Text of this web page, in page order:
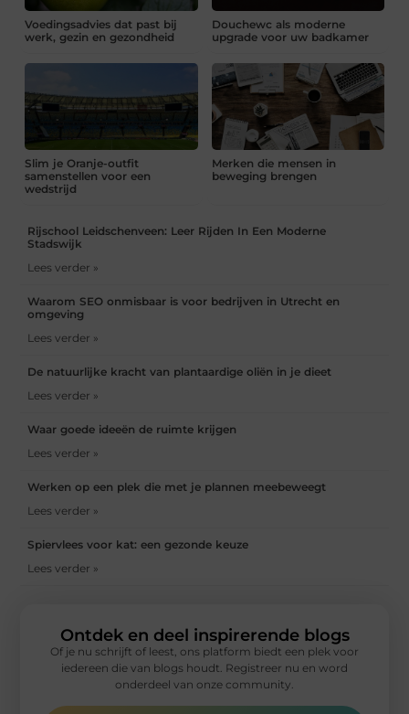
Voedingsadvies dat past bij
werk, gezin en gezondheid
Douchewc als moderne
upgrade voor uw badkamer
Slim je Oranje-outfit
samenstellen voor een
wedstrijd
Merken die mensen in
beweging brengen
Rijschool Leidschenveen: Leer Rijden In Een Moderne
Stadswijk
Lees verder »
Waarom SEO onmisbaar is voor bedrijven in Utrecht en
omgeving
Lees verder »
De natuurlijke kracht van plantaardige oliën in je dieet
Lees verder »
Waar goede ideeën de ruimte krijgen
Lees verder »
Werken op een plek die met je plannen meebeweegt
Lees verder »
Spiervlees voor kat: een gezonde keuze
Lees verder »
Ontdek en deel inspirerende blogs
Of je nu schrijft of leest, ons platform biedt een plek voor
iedereen die van blogs houdt. Registreer nu en word
onderdeel van onze community.